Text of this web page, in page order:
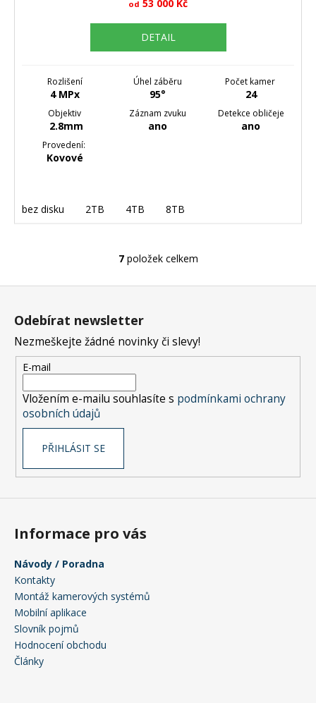
od 53 000 Kč
DETAIL
Rozlišení
4 MPx
Úhel záběru
95°
Počet kamer
24
Objektiv
2.8mm
Záznam zvuku
ano
Detekce obličeje
ano
Provedení:
Kovové
bez disku 2TB 4TB 8TB
O
v
a
c
r
ý
p
7položek celkem
Odebírat newsletter
Nezmeškejte žádné novinky či slevy!
E-mail
Vložením e-mailu souhlasíte s podmínkami ochrany
osobních údajů
PŘIHLÁSIT SE
Informace pro vás
Návody / Poradna
Kontakty
Montáž kamerových systémů
Mobilní aplikace
Slovník pojmů
Hodnocení obchodu
Články